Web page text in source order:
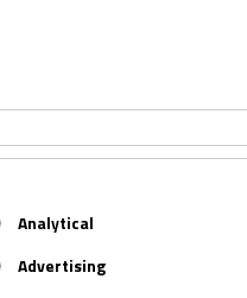
la HOAC invitan a otras
el trabajo decente,
seguir avanzando
como
niños y personas
el presente y futuro
Analytical
Advertising